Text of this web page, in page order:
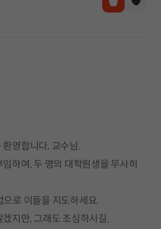
영합니다, 교수님.
하여, 두 명의 대학원생을 무사히
로 이들을 지도하세요.
지만, 그래도 조심하시길.